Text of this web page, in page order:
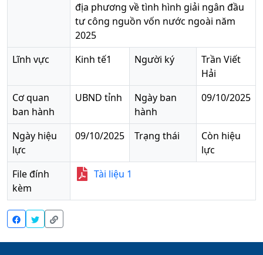
địa phương về tình hình giải ngân đầu
tư công nguồn vốn nước ngoài năm
2025
Lĩnh vực
Kinh tế1 Người ký
Trần Viết
Hải
Cơ quan
ban hành
UBND tỉnh
Ngày ban
hành
09/10/2025
Ngày hiệu
lực
09/10/2025 Trạng thái
Còn hiệu
lực
File đính
kèm
Tài liệu 1